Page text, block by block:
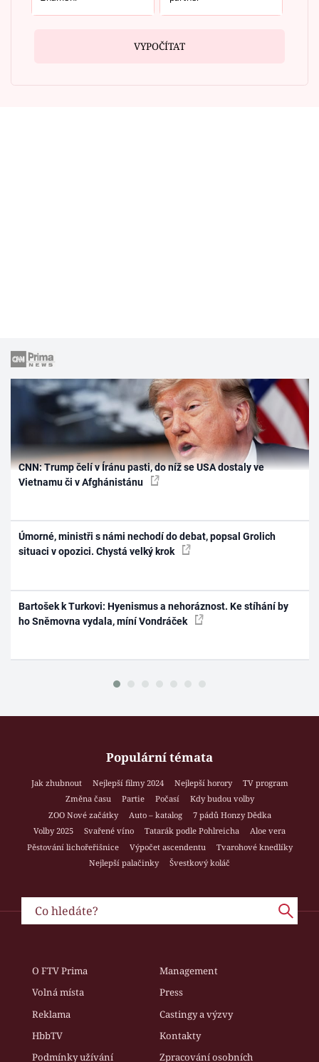
VYPOČÍTAT
CNN: Trump čelí v Íránu pasti, do níž se USA dostaly ve
Vietnamu či v Afghánistánu
Úmorné, ministři s námi nechodí do debat, popsal Grolich
situaci v opozici. Chystá velký krok
Bartošek k Turkovi: Hyenismus a nehoráznost. Ke stíhání by
ho Sněmovna vydala, míní Vondráček
Populární témata
Jak zhubnout Nejlepší filmy 2024 Nejlepší horory
TV program
Změna času
Partie Počasí
Kdy budou volby
ZOO Nové začátky
Auto – katalog
7 pádů Honzy Dědka
Volby 2025
Svařené víno Tatarák podle Pohlreicha
Aloe vera
Pěstování lichořeřišnice
Výpočet ascendentu
Tvarohové knedlíky
Nejlepší palačinky
Švestkový koláč
O FTV Prima
Management
Volná místa
Press
Reklama
Castingy a výzvy
HbbTV
Kontakty
Podmínky užívání
Zpracování osobních